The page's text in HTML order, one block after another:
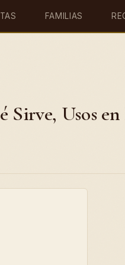
FAMILIAS
Sirve, Usos